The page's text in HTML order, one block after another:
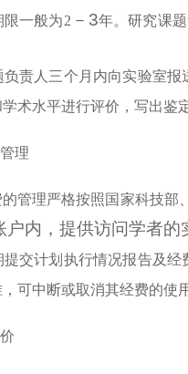
一般为2 －3年。研究课
责人三个月内向实验室
术水平进行评价，写出鉴
理
管理严格按照国家科技部
户内，提供访问学者
交计划执行情况报告及
可中断或取消其经费的使用